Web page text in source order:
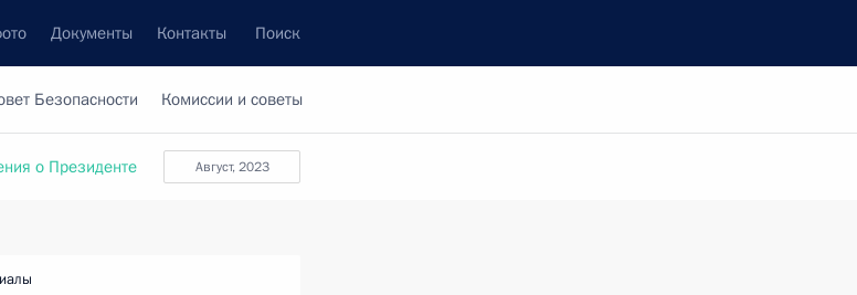
Документы Контакты Поиск
Безопасности Комиссии и советы
август, 2023
о Президенте